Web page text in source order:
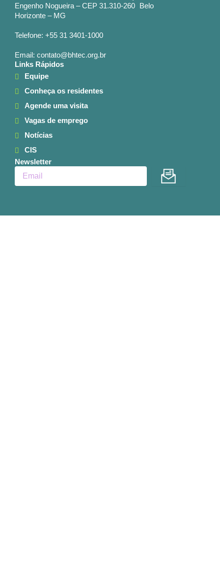
Engenho Nogueira – CEP 31.310-260 Belo
Horizonte – MG
Telefone: +55 31 3401-1000
Email: contato@bhtec.org.br
Links Rápidos
Equipe
Conheça os residentes
Agende uma visita
Vagas de emprego
Notícias
CIS
Newsletter
Enviar